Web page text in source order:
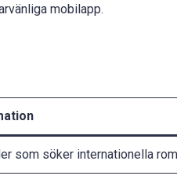
mobilapp.
som söker internationella